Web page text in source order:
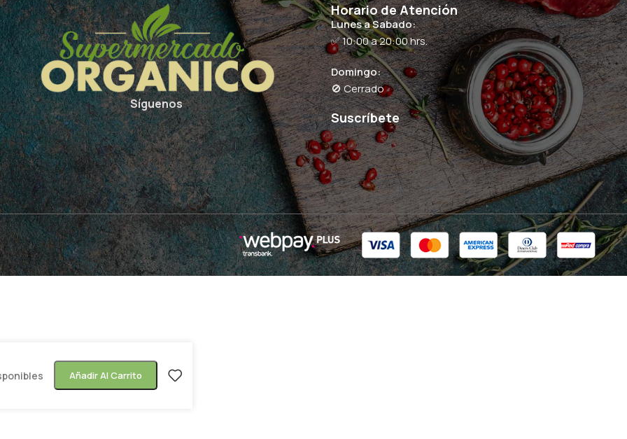
Síguenos
Horario de Atención
Lunes a Sabado:
✅ 10:00 a 20:00 hrs.
Domingo:
🚫 Cerrado
Suscríbete
Añadir Al Carrito